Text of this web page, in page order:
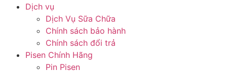
Dịch vụ
Dịch Vụ Sữa Chữa
Chính sách bảo hành
Chính sách đổi trả
Pisen Chính Hãng
Pin Pisen